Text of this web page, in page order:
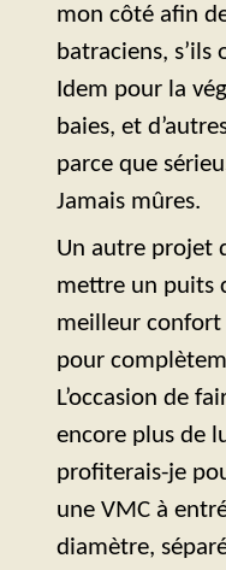
mon côté afin
batraciens, s’ils
Idem pour la
baies, et
parce que
Jamais mûres.
Un autre projet
mettre un puits
meilleur confort
pour
L’occasion de
encore plus de
profiterais-je
une VMC à
diamètre,